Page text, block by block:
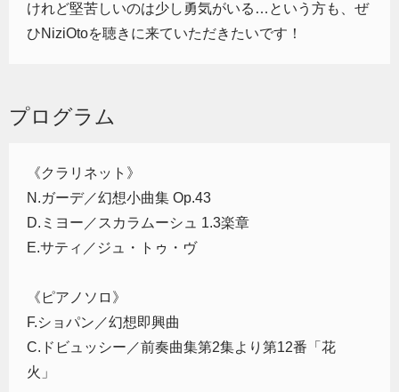
けれど堅苦しいのは少し勇気がいる…という方も、ぜ
ひNiziOtoを聴きに来ていただきたいです！
プログラム
《クラリネット》
N.ガーデ／幻想小曲集 Op.43
D.ミヨー／スカラムーシュ 1.3楽章
E.サティ／ジュ・トゥ・ヴ
《ピアノソロ》
F.ショパン／幻想即興曲
C.ドビュッシー／前奏曲集第2集より第12番「花
火」